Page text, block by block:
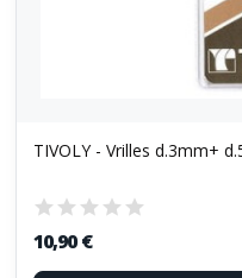
TIVOLY - Vrilles d.3mm+
10,90 €